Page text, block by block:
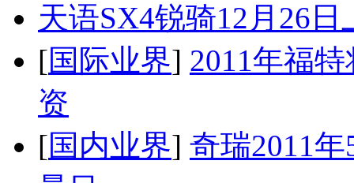
天语SX4锐骑12月26
[国际业界] 2011年福
资
[国内业界] 奇瑞2011